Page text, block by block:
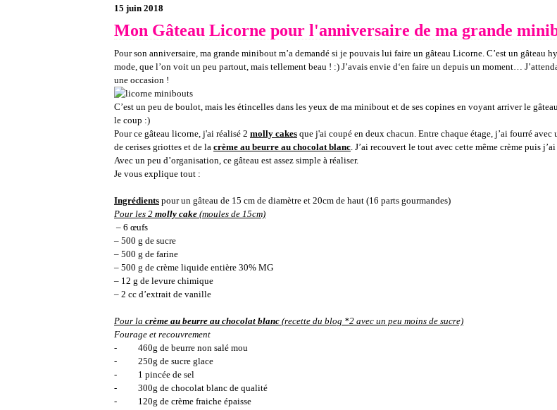
15 juin 2018
Mon Gâteau Licorne pour l'anniversaire de ma grande
Pour son anniversaire, ma grande minibout m’a demandé si je pouvais lui faire un gâteau Licorne. C’est un gâteau
mode, que l’on voit un peu partout, mais tellement beau ! :) J’avais envie d‘en faire un depuis un moment…
une occasion !
C’est un peu de boulot, mais les étincelles dans les yeux de ma minibout et de ses copines en voyant arriver le
le coup :)
Pour ce gâteau licorne, j'ai réalisé 2 molly cakes que j'ai coupé en deux chacun. Entre chaque étage, j’ai fourré avec
de cerises griottes et de la crème au beurre au chocolat blanc. J’ai recouvert le tout avec cette même crème puis
Avec un peu d’organisation, ce gâteau est assez simple à réaliser.
Je vous explique tout :
Ingrédients pour un gâteau de 15 cm de diamètre et 20cm de haut (16 parts gourmandes)
Pour les 2 molly cake (moules de 15cm)
– 6 œufs
– 500 g de sucre
– 500 g de farine
– 500 g de crème liquide entière 30% MG
– 12 g de levure chimique
– 2 cc d’extrait de vanille
Pour la crème au beurre au chocolat blanc (recette du blog *2 avec un peu moins de sucre)
Fourage et recouvrement
- 460g de beurre non salé mou
- 250g de sucre glace
- 1 pincée de sel
- 300g de chocolat blanc de qualité
- 120g de crème fraiche épaisse